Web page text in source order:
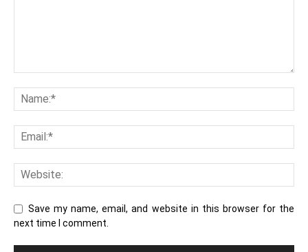
Save my name, email, and website in this browser for the
next time I comment.